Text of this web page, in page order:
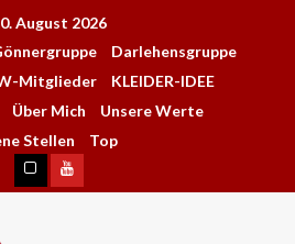
August 2026
Darlehensgruppe
Mitglieder
KLEIDER-IDEE
Über Mich
Unsere Werte
Stellen
Top